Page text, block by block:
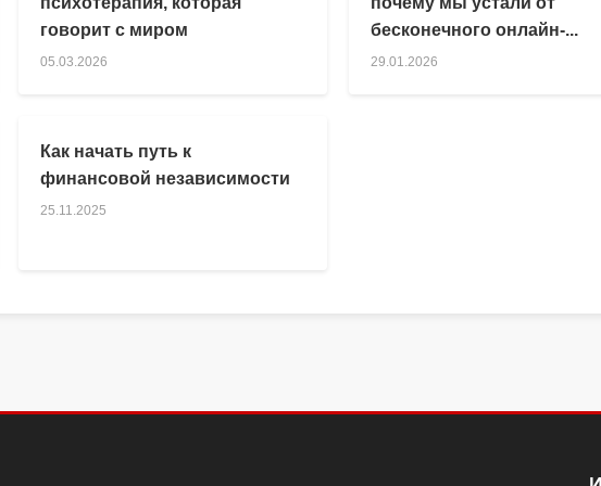
говорит с миром
05.03.2026
бесконечного онлайн-...
29.01.2026
Как начать путь к
финансовой независимости
25.11.2025